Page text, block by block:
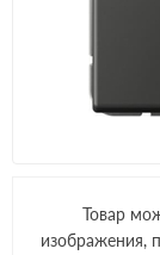
Товар
изображения,